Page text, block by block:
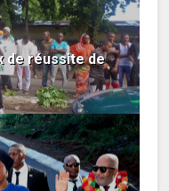
de réussite de